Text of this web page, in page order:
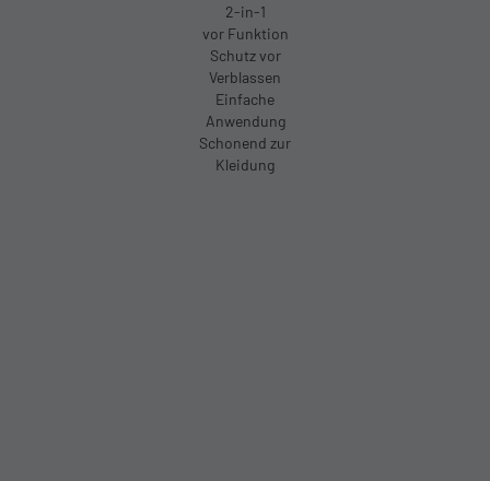
2-in-1
vor Funktion
Schutz vor
Verblassen
Einfache
Anwendung
Schonend zur
Kleidung